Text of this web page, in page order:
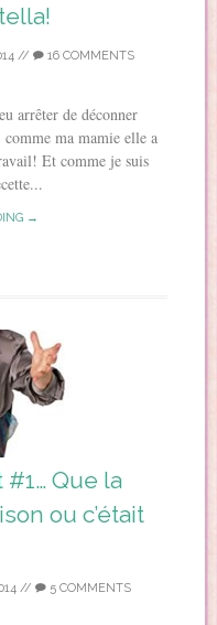
// 16 COMMENTS
arrêter de déconner
ma mamie elle a
Et comme je suis
→
#1… Que la
ou c’était
// 5 COMMENTS